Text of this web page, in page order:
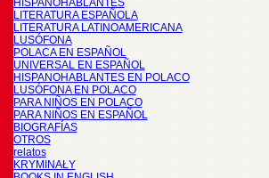
HISPANOHABLANTES
LITERATURA ESPAÑOLA
LITERATURA LATINOAMERICANA
LUSÓFONA
POLACA EN ESPAÑOL
UNIVERSAL EN ESPAÑOL
HISPANOHABLANTES EN POLACO
LUSÓFONA EN POLACO
PARA NIÑOS EN POLACO
PARA NIÑOS EN ESPAÑOL
BIOGRAFÍAS
OTROS
relatos
KRYMINAŁY